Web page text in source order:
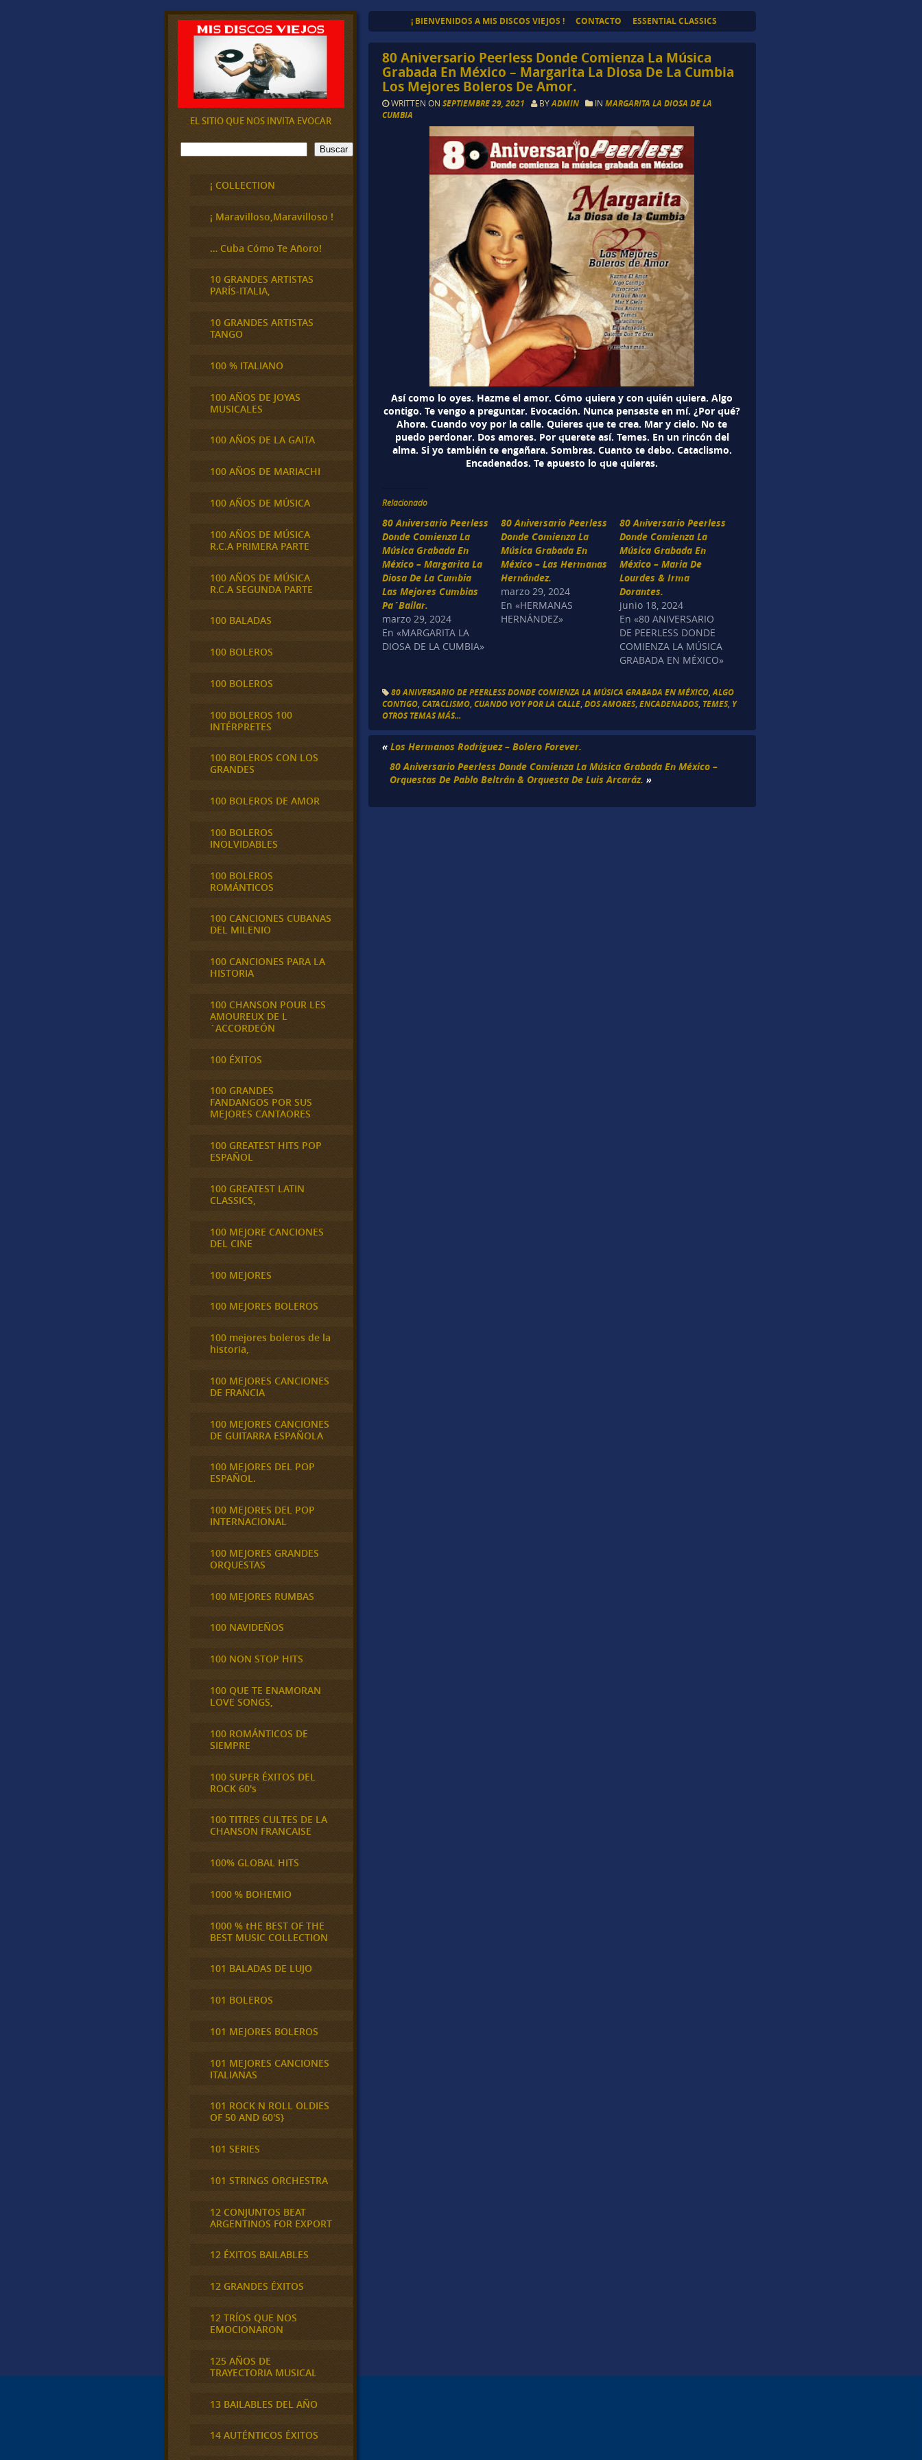
¡ BIENVENIDOS A MIS DISCOS VIEJOS ! CONTACTO ESSENTIAL CLASSICS
80 Aniversario Peerless Donde Comienza La Música
Grabada En México – Margarita La Diosa De La Cumbia
Los Mejores Boleros De Amor.
WRITTEN ONSEPTIEMBRE 29, 2021 BYADMIN INMARGARITA LA DIOSA DE LA
CUMBIA
Así como lo oyes. Hazme el amor. Cómo quiera y con quién quiera. Algo
contigo. Te vengo a preguntar. Evocación. Nunca pensaste en mí. ¿Por qué?
Ahora. Cuando voy por la calle. Quieres que te crea. Mar y cielo. No te
puedo perdonar. Dos amores. Por querete así. Temes. En un rincón del
alma. Si yo también te engañara. Sombras. Cuanto te debo. Cataclismo.
Encadenados. Te apuesto lo que quieras.
Relacionado
80 Aniversario Peerless
Donde Comienza La
Música Grabada En
México – Margarita La
Diosa De La Cumbia
Las Mejores Cumbias
Pa´Bailar.
marzo 29, 2024
En «MARGARITA LA
DIOSA DE LA CUMBIA»
80 Aniversario Peerless
Donde Comienza La
Música Grabada En
México – Las Hermanas
Hernández.
marzo 29, 2024
En «HERMANAS
HERNÁNDEZ»
80 Aniversario Peerless
Donde Comienza La
Música Grabada En
México – Maria De
Lourdes & Irma
Dorantes.
junio 18, 2024
En «80 ANIVERSARIO
DE PEERLESS DONDE
COMIENZA LA MÚSICA
GRABADA EN MÉXICO»
80 ANIVERSARIO DE PEERLESS DONDE COMIENZA LA MÚSICA GRABADA EN MÉXICO ,ALGO
CONTIGO ,CATACLISMO ,CUANDO VOY POR LA CALLE ,DOS AMORES,ENCADENADOS, TEMES, Y
OTROS TEMAS MÁS...
«Los Hermanos Rodriguez – Bolero Forever.
80 Aniversario Peerless Donde Comienza La Música Grabada En México –
Orquestas De Pablo Beltrán & Orquesta De Luis Arcaráz. »
EL SITIO QUE NOS INVITA EVOCAR
B
u
Buscar
¡ COLLECTION
¡ Maravilloso,Maravilloso !
… Cuba Cómo Te Añoro!
10 GRANDES ARTISTAS
PARÍS-ITALIA,
10 GRANDES ARTISTAS
TANGO
100 % ITALIANO
100 AÑOS DE JOYAS
MUSICALES
100 AÑOS DE LA GAITA
100 AÑOS DE MARIACHI
100 AÑOS DE MÚSICA
100 AÑOS DE MÚSICA
R.C.A PRIMERA PARTE
100 AÑOS DE MÚSICA
R.C.A SEGUNDA PARTE
100 BALADAS
100 BOLEROS
100 BOLEROS
100 BOLEROS 100
INTÉRPRETES
100 BOLEROS CON LOS
GRANDES
100 BOLEROS DE AMOR
100 BOLEROS
INOLVIDABLES
100 BOLEROS
ROMÁNTICOS
100 CANCIONES CUBANAS
DEL MILENIO
100 CANCIONES PARA LA
HISTORIA
100 CHANSON POUR LES
AMOUREUX DE L
´ACCORDEÓN
100 ÉXITOS
100 GRANDES
FANDANGOS POR SUS
MEJORES CANTAORES
100 GREATEST HITS POP
ESPAÑOL
100 GREATEST LATIN
CLASSICS,
100 MEJORE CANCIONES
DEL CINE
100 MEJORES
100 MEJORES BOLEROS
100 mejores boleros de la
historia,
100 MEJORES CANCIONES
DE FRANCIA
100 MEJORES CANCIONES
DE GUITARRA ESPAÑOLA
100 MEJORES DEL POP
ESPAÑOL.
100 MEJORES DEL POP
INTERNACIONAL
100 MEJORES GRANDES
ORQUESTAS
100 MEJORES RUMBAS
100 NAVIDEÑOS
100 NON STOP HITS
100 QUE TE ENAMORAN
LOVE SONGS,
100 ROMÁNTICOS DE
SIEMPRE
100 SUPER ÉXITOS DEL
ROCK 60's
100 TITRES CULTES DE LA
CHANSON FRANCAISE
100% GLOBAL HITS
1000 % BOHEMIO
1000 % tHE BEST OF THE
BEST MUSIC COLLECTION
101 BALADAS DE LUJO
101 BOLEROS
101 MEJORES BOLEROS
101 MEJORES CANCIONES
ITALIANAS
101 ROCK N ROLL OLDIES
OF 50 AND 60'S}
101 SERIES
101 STRINGS ORCHESTRA
12 CONJUNTOS BEAT
ARGENTINOS FOR EXPORT
12 ÉXITOS BAILABLES
12 GRANDES ÉXITOS
12 TRÍOS QUE NOS
EMOCIONARON
125 AÑOS DE
TRAYECTORIA MUSICAL
13 BAILABLES DEL AÑO
14 AUTÉNTICOS ÉXITOS